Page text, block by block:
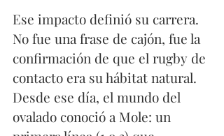
Ese impacto definió su carrera.
No fue una frase de cajón, fue la
confirmación de que el rugby de
contacto era su hábitat natural.
Desde ese día, el mundo del
ovalado conoció a Mole: un